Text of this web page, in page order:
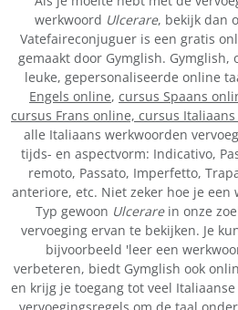
werkwoord Ulcerare, bekijk dan
Vatefaireconjuguer is een gratis
gemaakt door Gymglish.
leuke, gepersonaliseerde online
Engels online, cursus Spaans
cursus Frans online, cursus
alle Italiaans werkwoorden
tijds- en aspectvorm: Indicativo,
remoto, Passato, Imperfetto,
anteriore, etc. Niet zeker hoe je een
Typ gewoon Ulcerarein onze
vervoeging ervan te bekijken. Je
bijvoorbeeld 'leer een
verbeteren, biedt Gymglish ook
en krijg je toegang tot veel